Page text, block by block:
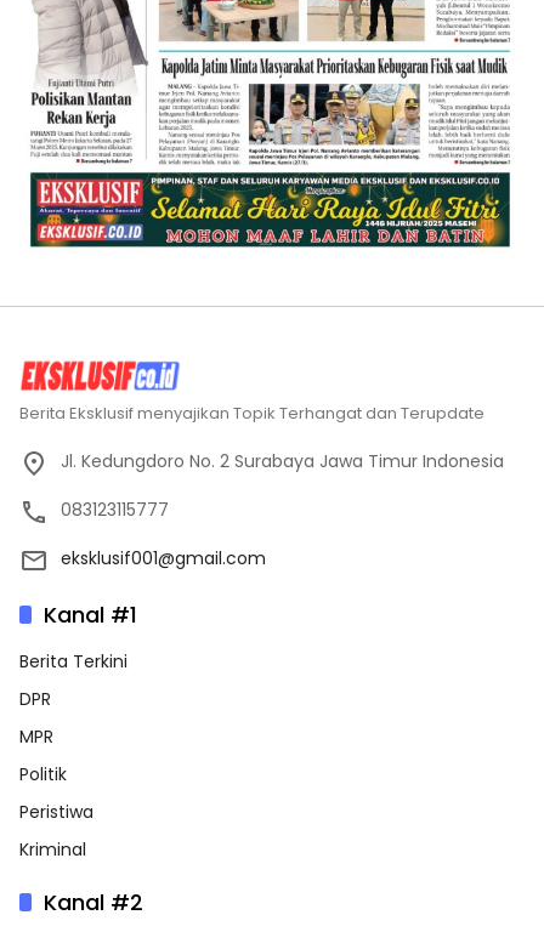
Berita Eksklusif menyajikan Topik Terhangat dan Terupdate
Jl. Kedungdoro No. 2 Surabaya Jawa Timur Indonesia
083123115777
eksklusif001@gmail.com
Kanal #1
Berita Terkini
DPR
MPR
Politik
Peristiwa
Kriminal
Kanal #2